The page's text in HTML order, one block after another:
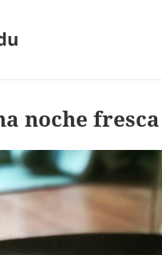
noche fresca